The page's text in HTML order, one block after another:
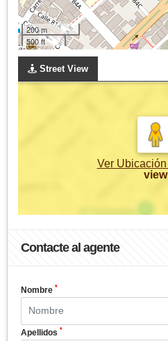
200 m
500 ft
Street View
Ver Ubicación
view
Contacte al agente
Nombre *
Apellidos *